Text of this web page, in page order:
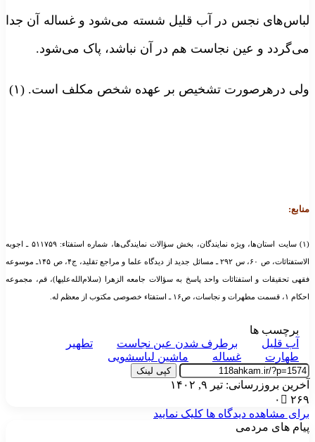
نجس در آب قلیل شسته می‌شود و غساله آن جدا
و عین نجاست هم در آن نباشد، پاک می‌شود.
درهرصورت تشخیص بر عهده شخص مکلف است. (۱)
(۱) سایت استان‌ها، ویژه نمایندگان، بخش سؤالات نمایندگی‌ها، شماره استفتاء: ۵۱۱۷۵۹ ـ اجوبه
الاستفتائات، ص ۶۰، س ۲۹۲ ـ مسائل جدید از دیدگاه علما و مراجع تقلید، ج۴، ص ۱۴۵ـ موسوعه
تحقیقات و استفتائات واحد پاسخ به سؤالات جامعه الزهرا (سلام‌الله‌علیها)، قم، مجموعه
قسمت مطهرات و نجاسات، ص۱۶ ـ استفتاء خصوصی مکتوب از معظم له.
برچسب ها
آب قلیل
برطرف شدن عین نجاست
تطهیر
طهارت
غساله ماشین لباسشویی
کپی لینک
بروزرسانی: تیر ۹, ۱۴۰۲
۰
مشاهده دیدگاه ها کلیک نمایید
های مردمی